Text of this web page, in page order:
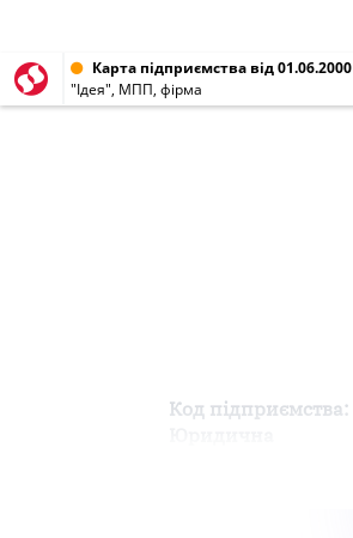
Карта підприємства від 01.06.2000
"Ідея", МПП, фірма
Код підприємства: